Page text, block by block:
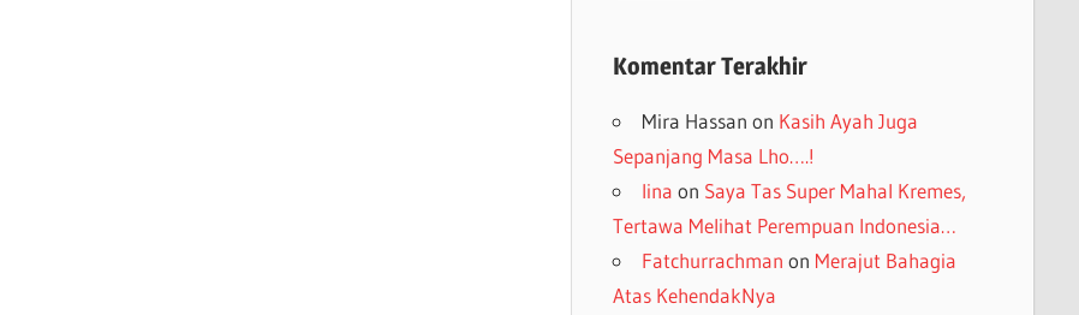
Komentar Terakhir
Mira Hassan on Kasih Ayah Juga
Sepanjang Masa Lho….!
lina on Saya Tas Super Mahal Kremes,
Tertawa Melihat Perempuan Indonesia…
Fatchurrachman on Merajut Bahagia
Atas KehendakNya